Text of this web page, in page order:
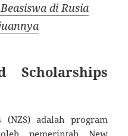
di Rusia
Scholarships
(NZS) adalah program